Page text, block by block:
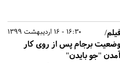
16:30 - 16 اردیبهشت 1399
وضعیت برجام پس از روی کار
"جو بایدن"